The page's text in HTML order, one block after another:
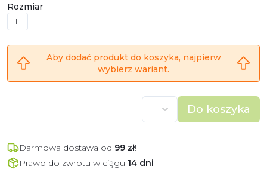
Rozmiar
L
Aby dodać produkt do koszyka, najpierw
wybierz wariant.
Do koszyka
Darmowa dostawa od 99 zł!
Prawo do zwrotu w ciągu 14 dni